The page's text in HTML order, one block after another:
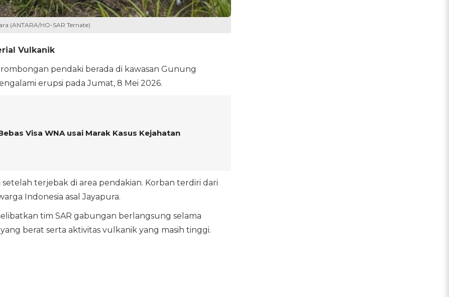
(ANTARA/HO-SAR Ternate)
Vulkanik
pendaki berada di kawasan Gunung
erupsi pada Jumat, 8 Mei 2026.
Visa WNA usai Marak Kasus Kejahatan
terjebak di area pendakian. Korban terdiri dari
Indonesia asal Jayapura.
tim SAR gabungan berlangsung selama
berat serta aktivitas vulkanik yang masih tinggi.